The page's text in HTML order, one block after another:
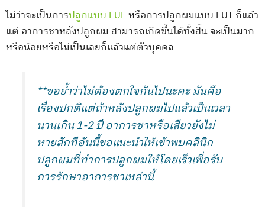
ไม่ว่าจะเป็นการปลูกแบบ FUEหรือการปลูกผมแบบ FUT ก็แล้ว
แต่ อาการชาหลังปลูกผม สามารถเกิดขึ้นได้ทั้งสิ้น จะเป็นมาก
หรือน้อยหรือไม่เป็นเลยก็แล้วแต่ตัวบุคคล
**ขอย้ำว่าไม่ต้องตกใจกันไปนะคะ มันคือ
เรื่องปกติแต่ถ้าหลังปลูกผมไปแล้วเป็นเวลา
นานเกิน 1-2 ปี อาการชาหรือเสียวยังไม่
หายสักทีอันนี้ขอแนะนำให้เข้าพบคลินิก
ปลูกผมที่ทำการปลูกผมให้โดยเร็วเพื่อรับ
การรักษาอาการชาเหล่านี้